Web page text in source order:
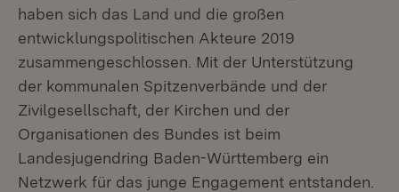
haben sich das Land und die großen
entwicklungspolitischen Akteure 2019
zusammengeschlossen. Mit der Unterstützung
der kommunalen Spitzenverbände und der
Zivilgesellschaft, der Kirchen und der
Organisationen des Bundes ist beim
Landesjugendring Baden-Württemberg ein
Netzwerk für das junge Engagement entstanden.